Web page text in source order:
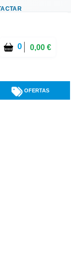
0 0,00 €
OFERTAS